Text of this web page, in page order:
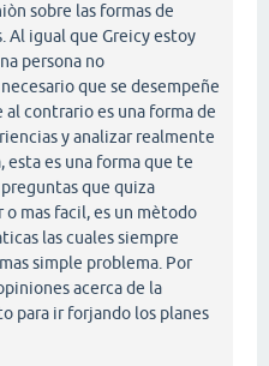
sobre las formas de
Al igual que Greicy estoy
persona no
que se desempeñe
contrario es una forma de
y analizar realmente
esta es una forma que te
que quiza
mas facil, es un mètodo
las cuales siempre
simple problema. Por
acerca de la
para ir forjando los planes